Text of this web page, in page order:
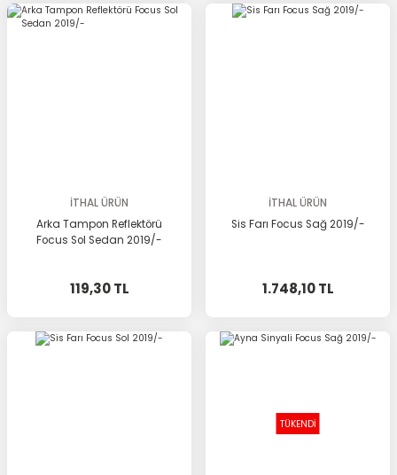
İTHAL ÜRÜN
Arka Tampon Reflektörü
Focus Sol Sedan 2019/-
119,30 TL
İTHAL ÜRÜN
Sis Farı Focus Sağ 2019/-
1.748,10 TL
TÜKENDİ